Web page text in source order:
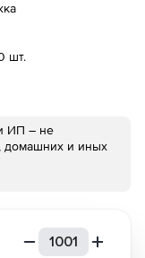
шт.
ИП – не
домашних и иных